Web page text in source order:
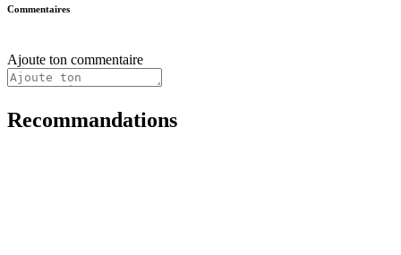
Commentaires
Ajoute ton commentaire
Recommandations